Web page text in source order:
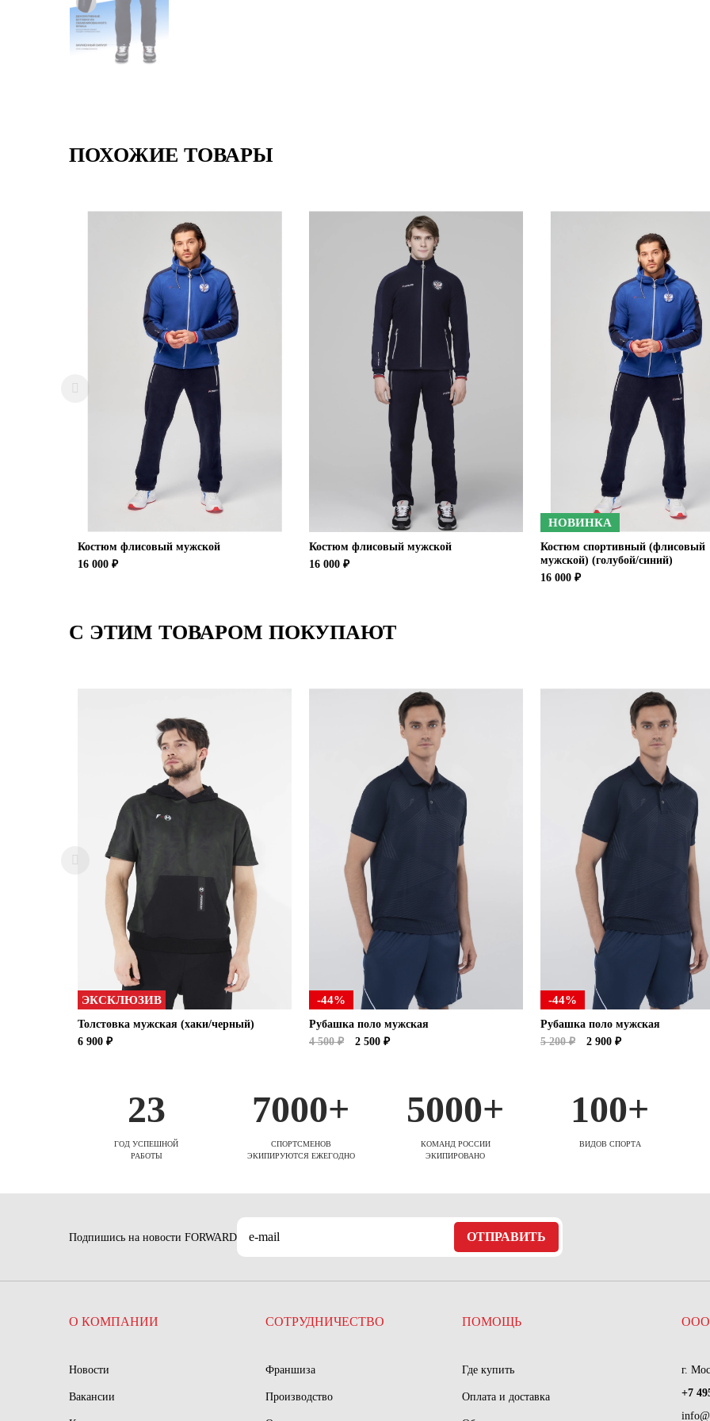
ПОХОЖИЕ ТОВАРЫ
Костюм флисовый мужской
16 000 ₽
Костюм флисовый мужской
16 000 ₽
НОВИНКА
Костюм спортивный (флисовый
мужской) (голубой/синий)
16 000 ₽
С ЭТИМ ТОВАРОМ ПОКУПАЮТ
ЭКСКЛЮЗИВ
Толстовка мужская (хаки/черный)
6 900 ₽
-44%
Рубашка поло мужская
4 500 ₽
2 500 ₽
-44%
Рубашка поло мужская
5 200 ₽
2 900 ₽
23
ГОД УСПЕШНОЙ
РАБОТЫ
7000+
СПОРТСМЕНОВ
ЭКИПИРУЮТСЯ ЕЖЕГОДНО
5000+
КОМАНД РОССИИ
ЭКИПИРОВАНО
100+
ВИДОВ СПОРТА
Подпишись на новости FORWARD ОТПРАВИТЬ
О КОМПАНИИ
Новости
Вакансии
СОТРУДНИЧЕСТВО
Франшиза
Производство
ПОМОЩЬ
Где купить
Оплата и доставка
ООО
г.
+7